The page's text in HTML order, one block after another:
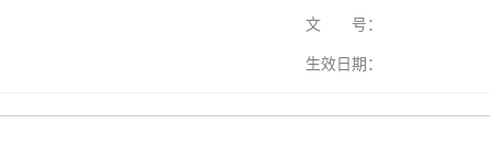
文 号：
生效日期：